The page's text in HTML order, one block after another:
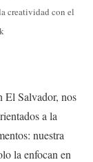
creatividad con el
El Salvador, nos
a la
nuestra
la enfocan en